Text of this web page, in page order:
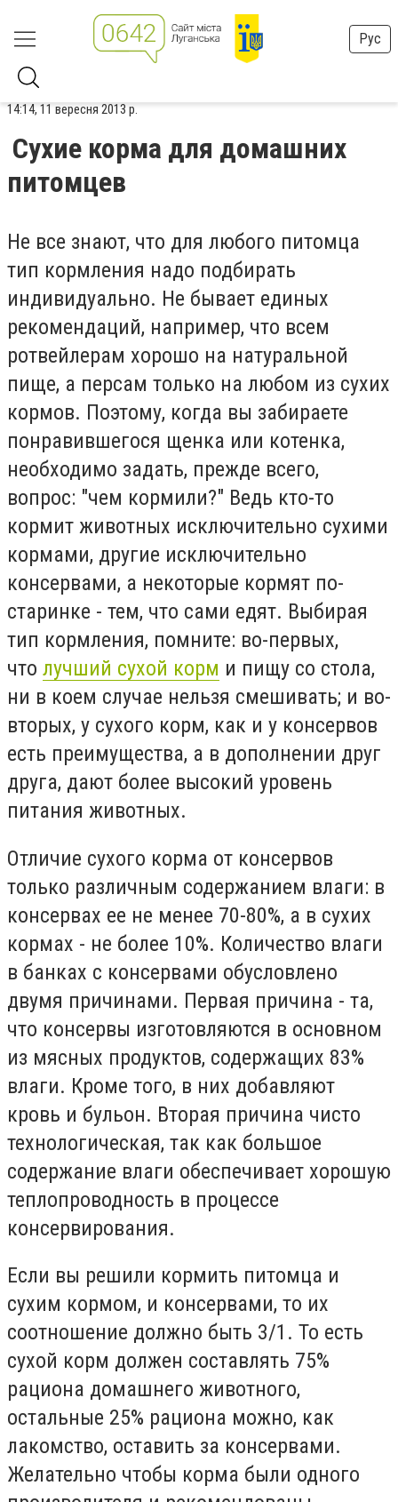
Рус
14:14, 11 вересня 2013 р.
Сухие корма для домашних
питомцев
Не все знают, что для любого питомца
тип кормления надо подбирать
индивидуально. Не бывает единых
рекомендаций, например, что всем
ротвейлерам хорошо на натуральной
пище, а персам только на любом из сухих
кормов. Поэтому, когда вы забираете
понравившегося щенка или котенка,
необходимо задать, прежде всего,
вопрос: "чем кормили?" Ведь кто-то
кормит животных исключительно сухими
кормами, другие исключительно
консервами, а некоторые кормят по-
старинке - тем, что сами едят. Выбирая
тип кормления, помните: во-первых,
что лучший сухой корм и пищу со стола,
ни в коем случае нельзя смешивать; и во-
вторых, у сухого корм, как и у консервов
есть преимущества, а в дополнении друг
друга, дают более высокий уровень
питания животных.
Отличие сухого корма от консервов
только различным содержанием влаги: в
консервах ее не менее 70-80%, а в сухих
кормах - не более 10%. Количество влаги
в банках с консервами обусловлено
двумя причинами. Первая причина - та,
что консервы изготовляются в основном
из мясных продуктов, содержащих 83%
влаги. Кроме того, в них добавляют
кровь и бульон. Вторая причина чисто
технологическая, так как большое
содержание влаги обеспечивает хорошую
теплопроводность в процессе
консервирования.
Если вы решили кормить питомца и
сухим кормом, и консервами, то их
соотношение должно быть 3/1. То есть
сухой корм должен составлять 75%
рациона домашнего животного,
остальные 25% рациона можно, как
лакомство, оставить за консервами.
Желательно чтобы корма были одного